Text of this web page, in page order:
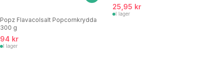
Popz Flavacolsalt Popcornkrydda
300 g
94 kr
I lager
25,95 kr
I lager